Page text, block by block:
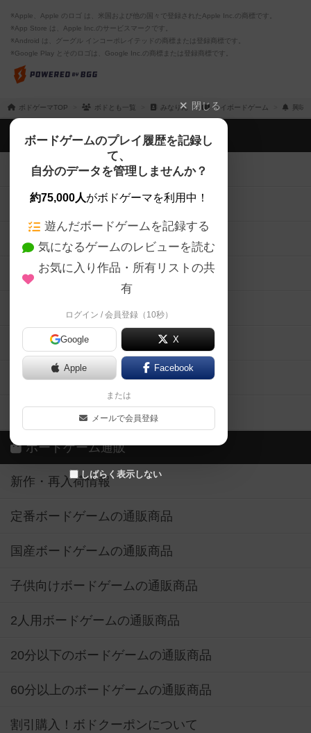
※Apple、Apple のロゴ は、米国および他の国々で登録されたApple Inc.の商標です。
※App Store は、Apple Inc.のサービスマークです。
※Android は、グーグル インコーポレイテッドの商標または登録商標です。
※Google Play とそのロゴは、Google Inc.の商標または登録商標です。
ボドゲーマTOP ボドとも一覧 みなりん マイボードゲーム 興味
閉じる
ボードゲームのプレイ履歴を記録し
て、
自分のデータを管理しませんか？
約75,000人がボドゲーマを利用中！
遊んだボードゲームを記録する
気になるゲームのレビューを読む
お気に入り作品・所有リストの共
有
ログイン / 会員登録（10秒）
Google X
Apple Facebook
または
メールで会員登録
しばらく表示しない
ボドゲーマTOP
ボードゲームを検索する
ボードゲームの新着レビュー
ボードゲーム会情報
メカニクス特集
掲示板・トピックス
ボドとも・会員一覧
ボードゲーム業界コラム
ボドゲーマご利用案内
ボードゲーム通販
新作・再入荷情報
定番ボードゲームの通販商品
国産ボードゲームの通販商品
子供向けボードゲームの通販商品
2人用ボードゲームの通販商品
20分以下のボードゲームの通販商品
60分以上のボードゲームの通販商品
割引購入！ボドクーポンについて